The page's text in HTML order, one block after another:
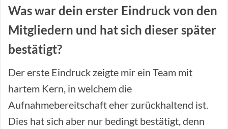
Was war dein erster Eindruck von den
Mitgliedern und hat sich dieser später
bestätigt?
Der erste Eindruck zeigte mir ein Team mit
hartem Kern, in welchem die
Aufnahmebereitschaft eher zurückhaltend ist.
Dies hat sich aber nur bedingt bestätigt, denn